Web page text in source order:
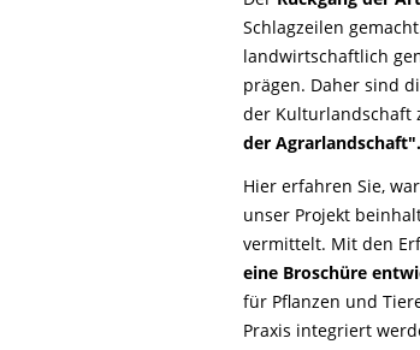
Auffangstation
International
Schlagzeilen
landwirtschaftlich
prägen. Daher sind
der Kulturlandschaft
der Agrarlandschaft".
Hier erfahren Sie,
unser Projekt
vermittelt. Mit den
eine Broschüre
für Pflanzen und
Praxis integriert